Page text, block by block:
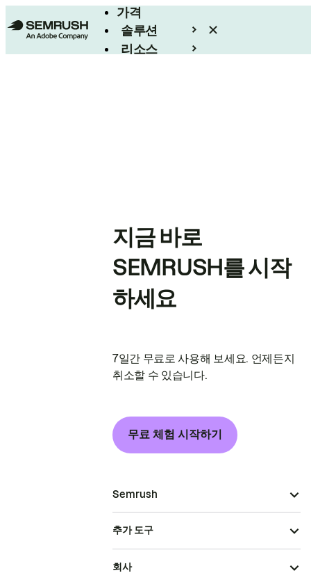
가격
솔루션
리소스
지금 바로
SEMRUSH를 시작
하세요
7일간 무료로 사용해 보세요. 언제든지
취소할 수 있습니다.
무료 체험 시작하기
Semrush
추가 도구
회사